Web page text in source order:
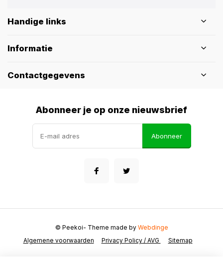
Handige links
Informatie
Contactgegevens
Abonneer je op onze nieuwsbrief
Abonneer
Algemene voorwaarden Privacy Policy / AVG Sitemap
© Peekoi- Theme made by Webdinge